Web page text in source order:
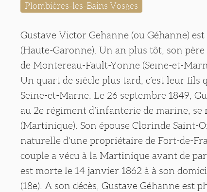
Plombières-les-Bains Vosges
Gustave Victor Gehanne (ou Géhanne)
(Haute-Garonne). Un an plus tôt, son
de Montereau-Fault-Yonne (Seine-et-
Un quart de siècle plus tard, c’est leur
Seine-et-Marne. Le 26 septembre 1849,
au 2e régiment d’infanterie de marine, se
(Martinique). Son épouse Clorinde Saint-
naturelle d’une propriétaire de Fort-de-
couple a vécu à la Martinique avant de
est morte le 14 janvier 1862 à à son
(18e). A son décès, Gustave Géhanne est